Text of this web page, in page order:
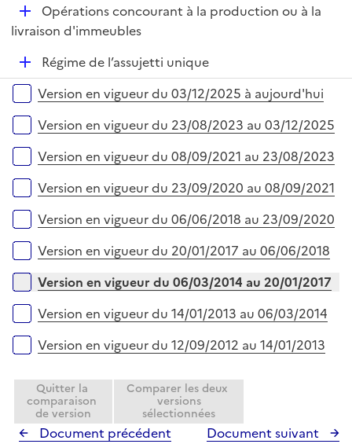
e
l
r
D
é
e
r
Opérations concourant à la production ou à la
livraison d'immeubles
D
é
p
e
Régime de l’assujetti unique
Versions sur la période
Version en vigueur du 03/12/2025 à aujourd'hui
Version en vigueur du 23/08/2023 au 03/12/2025
Version en vigueur du 08/09/2021 au 23/08/2023
Version en vigueur du 23/09/2020 au 08/09/2021
Version en vigueur du 06/06/2018 au 23/09/2020
Version en vigueur du 20/01/2017 au 06/06/2018
Version en vigueur du 06/03/2014 au 20/01/2017
Version en vigueur du 14/01/2013 au 06/03/2014
Version en vigueur du 12/09/2012 au 14/01/2013
Quitter la
comparaison
de version
Comparer les deux
versions
sélectionnées
Document précédent Document suivant